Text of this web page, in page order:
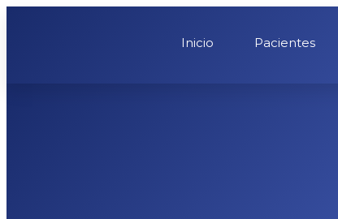
Inicio Pacientes